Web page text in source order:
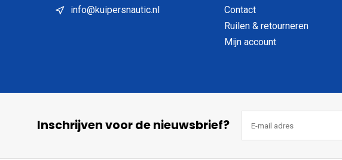
info@kuipersnautic.nl
Contact
Ruilen & retourneren
Mijn account
Inschrijven voor de nieuwsbrief?